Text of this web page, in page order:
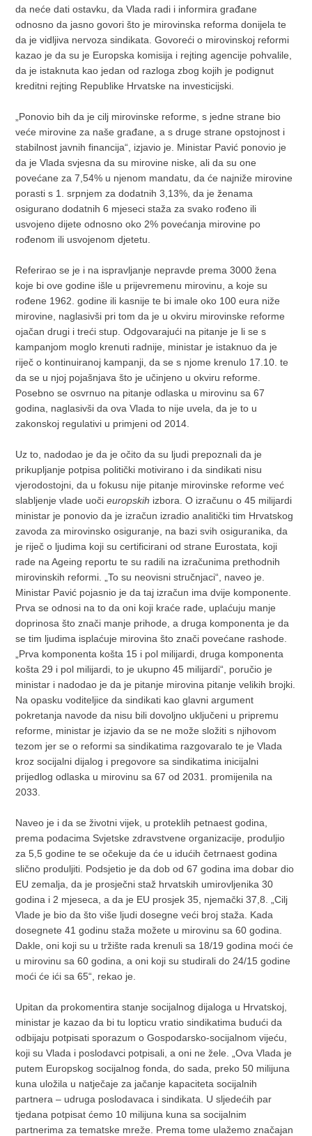
da neće dati ostavku, da Vlada radi i informira građane
odnosno da jasno govori što je mirovinska reforma donijela te
da je vidljiva nervoza sindikata. Govoreći o mirovinskoj reformi
kazao je da su je Europska komisija i rejting agencije pohvalile,
da je istaknuta kao jedan od razloga zbog kojih je podignut
kreditni rejting Republike Hrvatske na investicijski.
„Ponovio bih da je cilj mirovinske reforme, s jedne strane bio
veće mirovine za naše građane, a s druge strane opstojnost i
stabilnost javnih financija“, izjavio je. Ministar Pavić ponovio je
da je Vlada svjesna da su mirovine niske, ali da su one
povećane za 7,54% u njenom mandatu, da će najniže mirovine
porasti s 1. srpnjem za dodatnih 3,13%, da je ženama
osigurano dodatnih 6 mjeseci staža za svako rođeno ili
usvojeno dijete odnosno oko 2% povećanja mirovine po
rođenom ili usvojenom djetetu.
Referirao se je i na ispravljanje nepravde prema 3000 žena
koje bi ove godine išle u prijevremenu mirovinu, a koje su
rođene 1962. godine ili kasnije te bi imale oko 100 eura niže
mirovine, naglasivši pri tom da je u okviru mirovinske reforme
ojačan drugi i treći stup. Odgovarajući na pitanje je li se s
kampanjom moglo krenuti radnije, ministar je istaknuo da je
riječ o kontinuiranoj kampanji, da se s njome krenulo 17.10. te
da se u njoj pojašnjava što je učinjeno u okviru reforme.
Posebno se osvrnuo na pitanje odlaska u mirovinu sa 67
godina, naglasivši da ova Vlada to nije uvela, da je to u
zakonskoj regulativi u primjeni od 2014.
Uz to, nadodao je da je očito da su ljudi prepoznali da je
prikupljanje potpisa politički motivirano i da sindikati nisu
vjerodostojni, da u fokusu nije pitanje mirovinske reforme već
slabljenje vlade uočieuropskih izbora. O izračunu o 45 milijardi
ministar je ponovio da je izračun izradio analitički tim Hrvatskog
zavoda za mirovinsko osiguranje, na bazi svih osiguranika, da
je riječ o ljudima koji su certificirani od strane Eurostata, koji
rade na Ageing reportu te su radili na izračunima prethodnih
mirovinskih reformi. „To su neovisni stručnjaci“, naveo je.
Ministar Pavić pojasnio je da taj izračun ima dvije komponente.
Prva se odnosi na to da oni koji kraće rade, uplaćuju manje
doprinosa što znači manje prihode, a druga komponenta je da
se tim ljudima isplaćuje mirovina što znači povećane rashode.
„Prva komponenta košta 15 i pol milijardi, druga komponenta
košta 29 i pol milijardi, to je ukupno 45 milijardi“, poručio je
ministar i nadodao je da je pitanje mirovina pitanje velikih brojki.
Na opasku voditeljice da sindikati kao glavni argument
pokretanja navode da nisu bili dovoljno uključeni u pripremu
reforme, ministar je izjavio da se ne može složiti s njihovom
tezom jer se o reformi sa sindikatima razgovaralo te je Vlada
kroz socijalni dijalog i pregovore sa sindikatima inicijalni
prijedlog odlaska u mirovinu sa 67 od 2031. promijenila na
2033.
Naveo je i da se životni vijek, u proteklih petnaest godina,
prema podacima Svjetske zdravstvene organizacije, produljio
za 5,5 godine te se očekuje da će u idućih četrnaest godina
slično produljiti. Podsjetio je da dob od 67 godina ima dobar dio
EU zemalja, da je prosječni staž hrvatskih umirovljenika 30
godina i 2 mjeseca, a da je EU prosjek 35, njemački 37,8. „Cilj
Vlade je bio da što više ljudi dosegne veći broj staža. Kada
dosegnete 41 godinu staža možete u mirovinu sa 60 godina.
Dakle, oni koji su u tržište rada krenuli sa 18/19 godina moći će
u mirovinu sa 60 godina, a oni koji su studirali do 24/15 godine
moći će ići sa 65“, rekao je.
Upitan da prokomentira stanje socijalnog dijaloga u Hrvatskoj,
ministar je kazao da bi tu lopticu vratio sindikatima budući da
odbijaju potpisati sporazum o Gospodarsko-socijalnom vijeću,
koji su Vlada i poslodavci potpisali, a oni ne žele. „Ova Vlada je
putem Europskog socijalnog fonda, do sada, preko 50 milijuna
kuna uložila u natječaje za jačanje kapaciteta socijalnih
partnera – udruga poslodavaca i sindikata. U sljedećih par
tjedana potpisat ćemo 10 milijuna kuna sa socijalnim
partnerima za tematske mreže. Prema tome ulažemo značajan